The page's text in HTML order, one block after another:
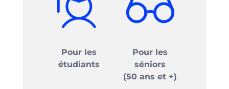
Pour les
étudiants
Pour les
séniors
(50 ans et +)